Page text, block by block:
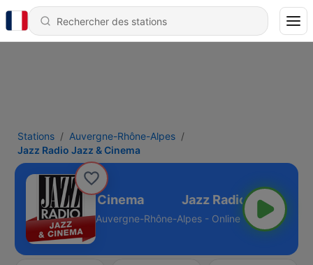
Stations
Auvergne-Rhône-Alpes
Jazz Radio Jazz & Cinema
Radio Jazz & Cinema
Auvergne-Rhône-Alpes - Online